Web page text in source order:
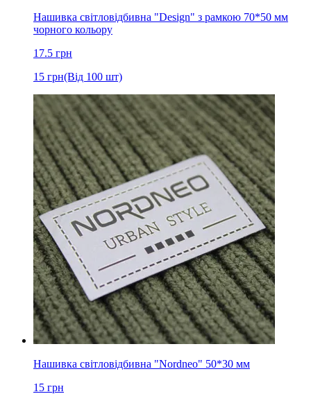
Нашивка світловідбивна "Design" з рамкою 70*50 мм
чорного кольору
17.5 грн
15 грн(Від 100 шт)
Нашивка світловідбивна "Nordneo" 50*30 мм
15 грн